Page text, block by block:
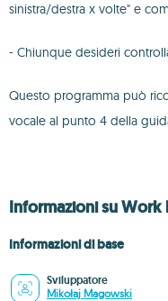
sinistra/destra x volte" e
- Chiunque desideri
Questo programma può
vocale al punto 4 della
Informazioni su Work
Informazioni di base
Sviluppatore
Mikołaj Magowski